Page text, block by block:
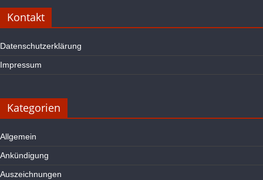
Kontakt
Datenschutzerklärung
Impressum
Kategorien
Allgemein
Ankündigung
Auszeichnungen